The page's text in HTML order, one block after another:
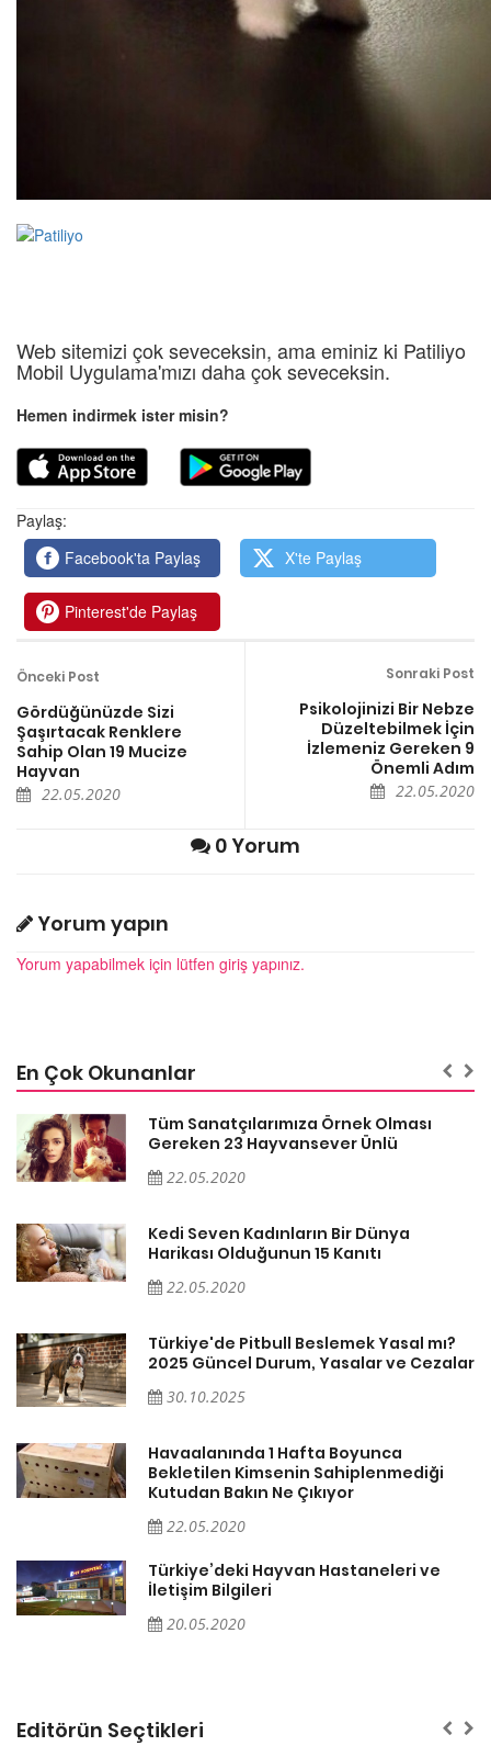
Web sitemizi çok seveceksin, ama eminiz ki Patiliyo
Mobil Uygulama'mızı daha çok seveceksin.
Hemen indirmek ister misin?
Paylaş:
Facebook'ta Paylaş
X'te Paylaş
Pinterest'de Paylaş
Önceki Post
Gördüğünüzde Sizi
Şaşırtacak Renklere
Sahip Olan 19 Mucize
Hayvan
22.05.2020
Sonraki Post
Psikolojinizi Bir Nebze
Düzeltebilmek İçin
İzlemeniz Gereken 9
Önemli Adım
22.05.2020
0 Yorum
Yorum yapın
Yorum yapabilmek için lütfen giriş yapınız.
En Çok Okunanlar
Tüm Sanatçılarımıza Örnek Olması
Gereken 23 Hayvansever Ünlü
22.05.2020
Kedi Seven Kadınların Bir Dünya
Harikası Olduğunun 15 Kanıtı
22.05.2020
Türkiye'de Pitbull Beslemek Yasal mı?
2025 Güncel Durum, Yasalar ve Cezalar
30.10.2025
Havaalanında 1 Hafta Boyunca
Bekletilen Kimsenin Sahiplenmediği
Kutudan Bakın Ne Çıkıyor
22.05.2020
Türkiye’deki Hayvan Hastaneleri ve
İletişim Bilgileri
20.05.2020
Editörün Seçtikleri